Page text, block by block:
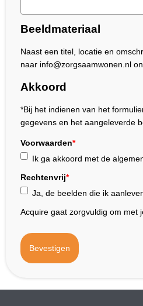
Beeldmateriaal
Naast een titel, locatie en
naar info@zorgsaamwonen.nl
Akkoord
*Bij het indienen van het
gegevens en het aangeleverde
Voorwaarden*
Ik ga akkoord met de
Rechtenvrij*
Ja, de beelden die ik
Acquire gaat zorgvuldig om met
Bevestigen